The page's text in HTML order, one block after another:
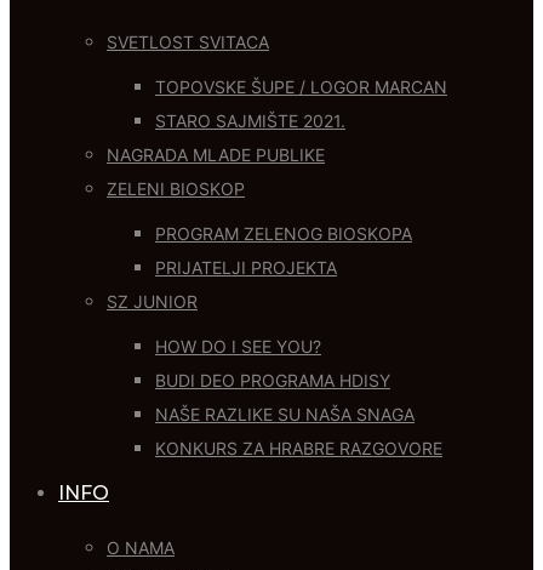
SVETLOST SVITACA
TOPOVSKE ŠUPE / LOGOR MARCAN
STARO SAJMIŠTE 2021.
NAGRADA MLADE PUBLIKE
ZELENI BIOSKOP
PROGRAM ZELENOG BIOSKOPA
PRIJATELJI PROJEKTA
SZ JUNIOR
HOW DO I SEE YOU?
BUDI DEO PROGRAMA HDISY
NAŠE RAZLIKE SU NAŠA SNAGA
KONKURS ZA HRABRE RAZGOVORE
INFO
O NAMA